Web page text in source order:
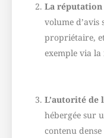
La
volume d’avis
propriétaire,
exemple via la
L’autorité de
hébergée sur
contenu